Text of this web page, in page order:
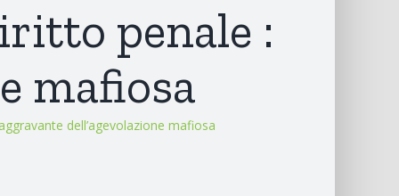
penale :
mafiosa
dell’agevolazione mafiosa